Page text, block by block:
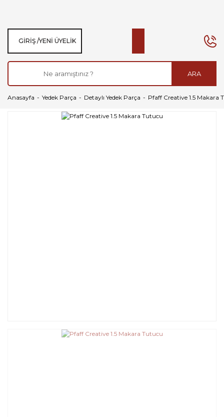
ARA
GIRIŞ /YENI ÜYELIK
Anasayfa Yedek Parça Detaylı Yedek Parça Pfaff Creative 1.5 Makara